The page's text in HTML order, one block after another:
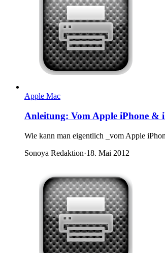
Apple Mac
Anleitung: Vom Apple iPhone &
Wie kann man eigentlich _vom Apple
Sonoya Redaktion·18. Mai 2012